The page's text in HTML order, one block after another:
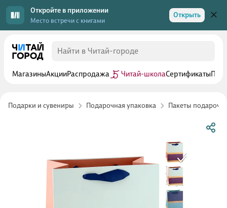
Откройте в приложении
Место встречи с книгами
Открыть
МагазиныАкцииРаспродажа Читай-школаСертификаты
Подарки и сувениры Подарочная упаковка Пакеты